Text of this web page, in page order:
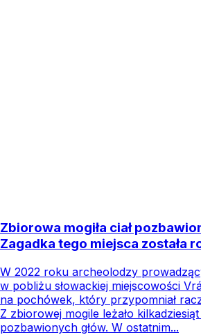
Zbiorowa mogiła ciał
Zagadka tego miejsca została
W 2022 roku archeolodzy
w pobliżu słowackiej miejscowości
na pochówek, który przypomniał
Z zbiorowej mogile leżało
pozbawionych głów. W ostatnim...